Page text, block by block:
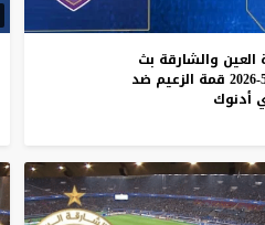
العين والشارقة بث
قمة الزعيم ضد
أدنوك